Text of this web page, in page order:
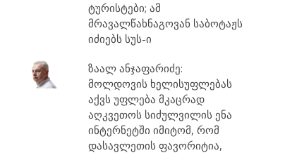
ტურისტები; ამ
მრავალწახნაგოვან საბოტაჟს
იძიებს სუს-ი
ზაალ ანჯაფარიძე:
მოლდოვის ხელისუფლებას
აქვს უფლება მკაცრად
აღკვეთოს სიძულვილის ენა
ინტერნეტში იმიტომ, რომ
დასავლეთის ფავორიტია,